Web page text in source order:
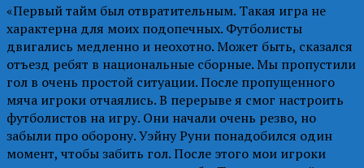
«Первый тайм был отвратительным. Такая игра не
характерна для моих подопечных. Футболисты
двигались медленно и неохотно. Может быть, сказался
отъезд ребят в национальные сборные. Мы пропустили
гол в очень простой ситуации. После пропущенного
мяча игроки отчаялись. В перерыве я смог настроить
футболистов на игру. Они начали очень резво, но
забыли про оборону. Уэйну Руни понадобился один
момент, чтобы забить гол. После этого мои игроки